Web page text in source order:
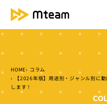
HOME コラム
【2026年版】用途別・ジャンル別に
します！